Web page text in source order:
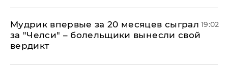
Мудрик впервые за 20 месяцев сыграл
за "Челси" – болельщики вынесли свой
вердикт
19:02